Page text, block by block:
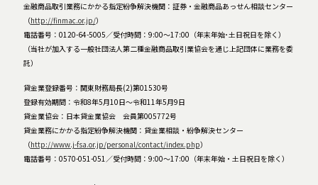
金融商品取引業務にかかる指定紛争解決機関：証券・金融商品あっせん相談センター
（http://finmac.or.jp/）
電話番号：0120-64-5005／受付時間：9:00～17:00（年末年始･土日祝日を除く）
（当社が加入する一般社団法人第二種金融商品取引業協会を通じ上記団体に業務を委
託）
貸金業登録番号：関東財務局長(2)第01530号
登録有効期間：令和8年5月10日～令和11年5月9日
貸金業協会：日本貸金業協会 会員第005772号
貸金業務にかかる指定紛争解決機関：貸金業相談・紛争解決センター
（http://www.j-fsa.or.jp/personal/contact/index.php）
電話番号：0570-051-051／受付時間：9:00～17:00（年末年始・土日祝日を除く）